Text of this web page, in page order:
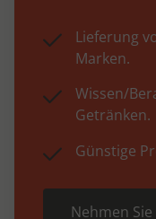
Lieferung
Marken.
Wissen/
Getränken.
Günstige
Nehmen